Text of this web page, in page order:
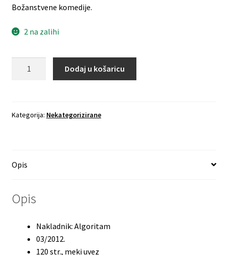
Božanstvene komedije.
2 na zalihi
Pregršt
Dodaj u košaricu
Kategorija: Nekategorizirane
Opis
Opis
Nakladnik: Algoritam
03/2012.
120 str., meki uvez